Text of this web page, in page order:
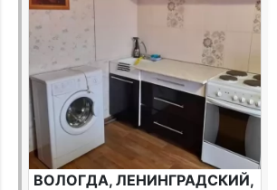
ВОЛОГДА, ЛЕНИНГРАДСКИЙ,